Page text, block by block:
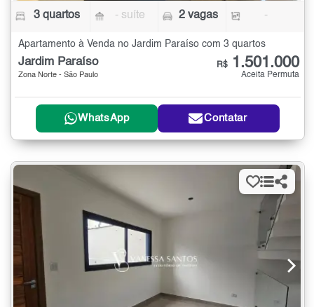
3 quartos - suíte 2 vagas -
Apartamento à Venda no Jardim Paraíso com 3 quartos
Jardim Paraíso
Zona Norte - São Paulo
R$ 1.501.000
Aceita Permuta
WhatsApp Contatar